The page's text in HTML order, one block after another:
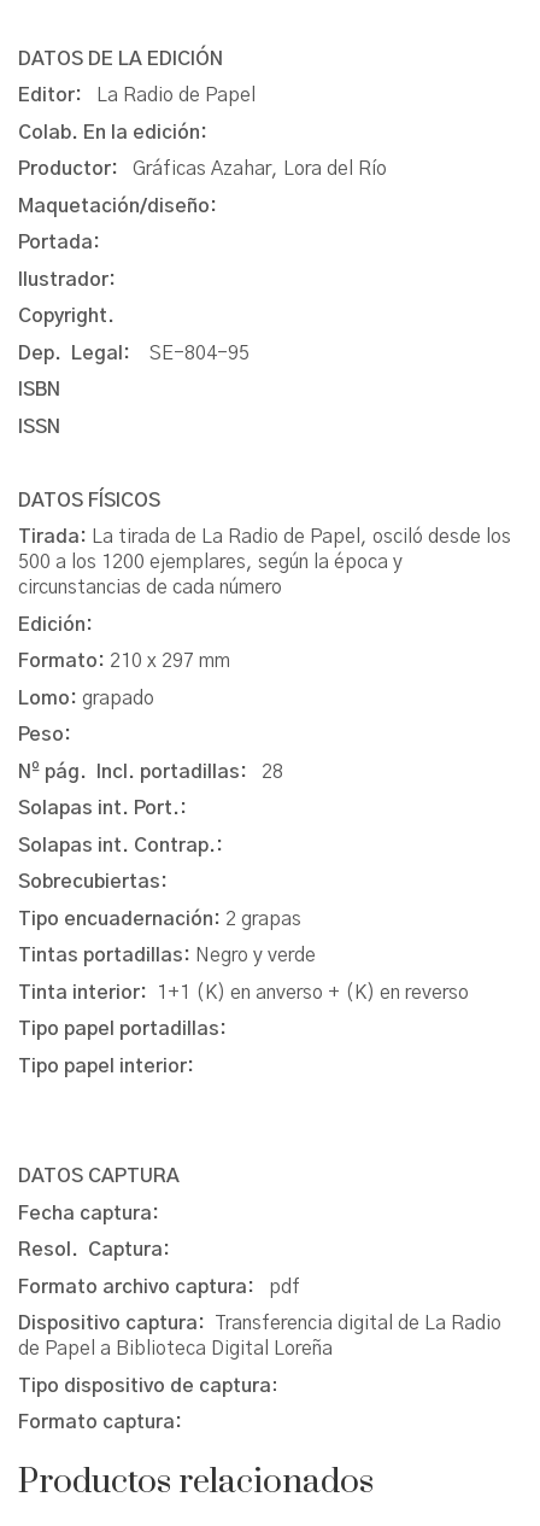
DATOS DE LA EDICIÓN
Editor:
La Radio de Papel
Colab. En la edición:
Productor: Gráficas Azahar, Lora del Río
Maquetación/diseño:
Portada:
Ilustrador:
Copyright.
Dep. Legal: SE-804-95
ISBN
ISSN
DATOS FÍSICOS
Tirada: La tirada de La Radio de Papel, osciló desde los
500 a los 1200 ejemplares, según la época y
circunstancias de cada número
Edición:
Formato: 210 x 297 mm
Lomo: grapado
Peso:
Nº pág. Incl. portadillas: 28
Solapas int. Port.:
Solapas int. Contrap.:
Sobrecubiertas:
Tipo encuadernación: 2 grapas
Tintas portadillas: Negro y verde
Tinta interior:
1+1 (K) en anverso + (K) en reverso
Tipo papel portadillas:
Tipo papel interior:
DATOS CAPTURA
Fecha captura:
Resol. Captura:
Formato archivo captura: pdf
Dispositivo captura:
Transferencia digital de La Radio
de Papel a Biblioteca Digital Loreña
Tipo dispositivo de captura:
Formato captura:
Productos relacionados